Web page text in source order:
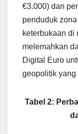
€3.000) dan
penduduk
keterbukaan di
melemahkan
Digital Euro
geopolitik yang
Tabel 2: